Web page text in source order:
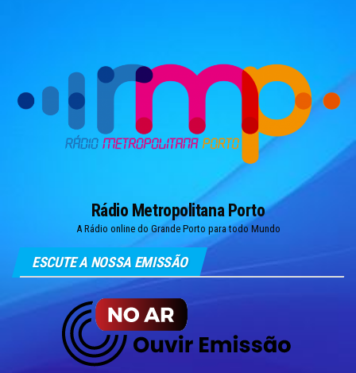
Rádio Metropolitana Porto
A Rádio online do Grande Porto para todo Mundo
ESCUTE A NOSSA EMISSÃO